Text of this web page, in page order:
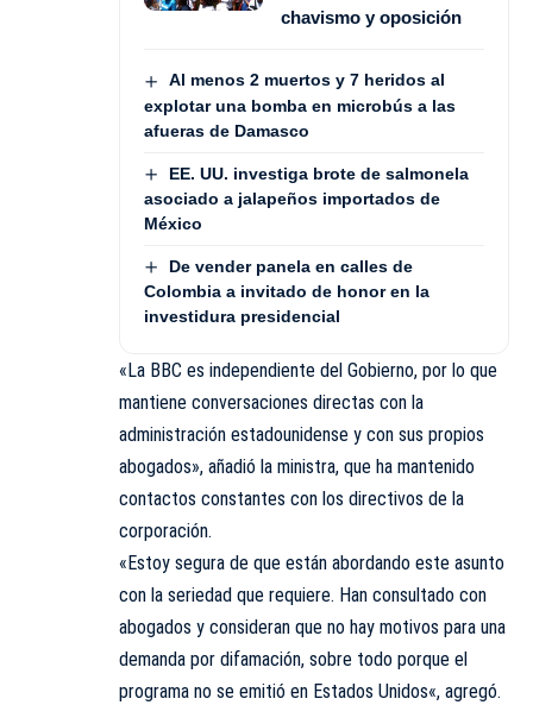
chavismo y oposición
Al menos 2 muertos y 7 heridos al
explotar una bomba en microbús a las
afueras de Damasco
EE. UU. investiga brote de salmonela
asociado a jalapeños importados de
México
De vender panela en calles de
Colombia a invitado de honor en la
investidura presidencial
«La BBC es independiente del Gobierno, por lo que
mantiene conversaciones directas con la
administración estadounidense y con sus propios
abogados», añadió la ministra, que ha mantenido
contactos constantes con los directivos de la
corporación.
«Estoy segura de que están abordando este asunto
con la seriedad que requiere. Han consultado con
abogados y consideran que no hay motivos para una
demanda por difamación, sobre todo porque el
programa no se emitió en Estados Unidos«, agregó.